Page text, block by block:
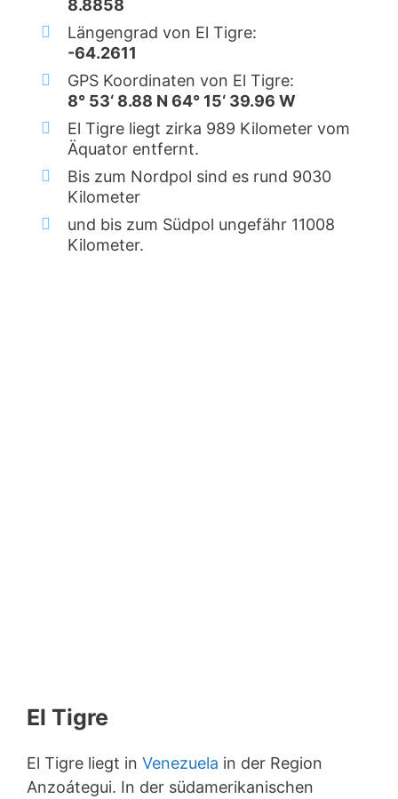
8.8858
Längengrad von El Tigre:
-64.2611
GPS Koordinaten von El Tigre:
8° 53‘ 8.88 N 64° 15‘ 39.96 W
El Tigre liegt zirka 989 Kilometer vom
Äquator entfernt.
Bis zum Nordpol sind es rund 9030
Kilometer
und bis zum Südpol ungefähr 11008
Kilometer.
El Tigre
El Tigre liegt in Venezuela in der Region
Anzoátegui. In der südamerikanischen